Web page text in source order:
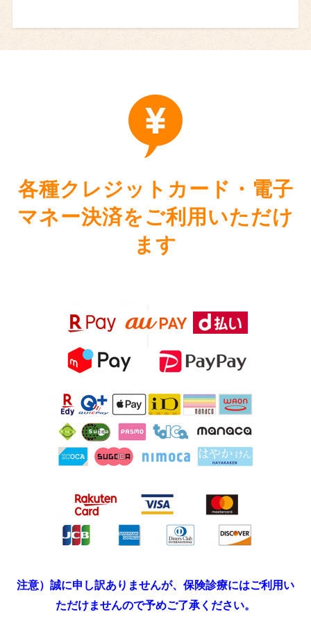
各種クレジットカード・電子
マネー決済をご利用いただけ
ます
注意）誠に申し訳ありませんが、保険診療にはご利用い
ただけませんので予めご了承ください。